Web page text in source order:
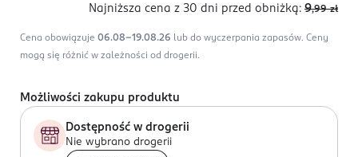
Najniższa cena z 30 dni przed obniżką: 9,99 zł
Cena obowiązuje 06.08-19.08.26 lub do wyczerpania zapasów. Ceny
mogą się różnić w zależności od drogerii.
Możliwości zakupu produktu
Dostępność w drogerii
Nie wybrano drogerii